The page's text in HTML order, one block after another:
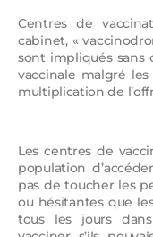
Centres de
cabinet, «
sont impliqués sans
vaccinale malgré
multiplication de
Les centres de
population
pas de toucher les
ou hésitantes que
tous les jours